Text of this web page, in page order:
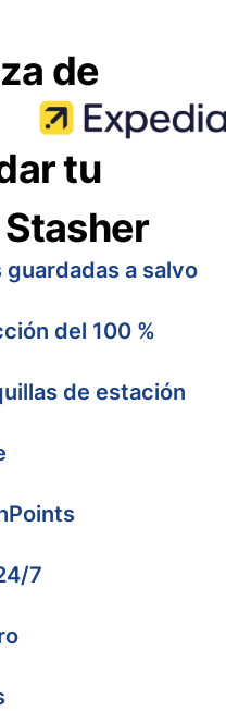
de
tu
a salvo
del 100 %
de estación
7